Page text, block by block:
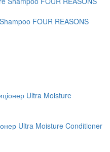
FOUR REASONS
Ultra Moisture Conditioner